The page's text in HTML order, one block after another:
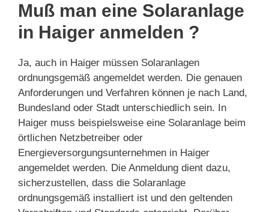
Muß man eine Solaranlage
in Haiger anmelden ?
Ja, auch in Haiger müssen Solaranlagen
ordnungsgemäß angemeldet werden. Die genauen
Anforderungen und Verfahren können je nach Land,
Bundesland oder Stadt unterschiedlich sein. In
Haiger muss beispielsweise eine Solaranlage beim
örtlichen Netzbetreiber oder
Energieversorgungsunternehmen in Haiger
angemeldet werden. Die Anmeldung dient dazu,
sicherzustellen, dass die Solaranlage
ordnungsgemäß installiert ist und den geltenden